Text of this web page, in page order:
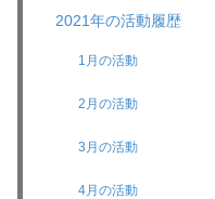
2021年の活動履歴
1月の活動
2月の活動
3月の活動
4月の活動